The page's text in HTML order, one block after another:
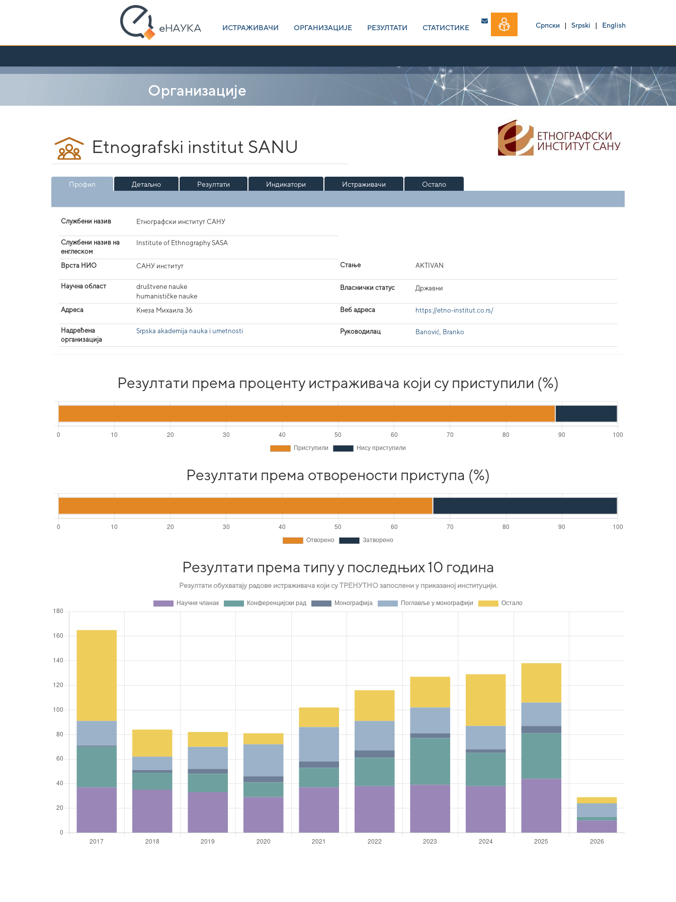
ИСТРАЖИВАЧИ
ОРГАНИЗАЦИЈЕ РЕЗУЛТАТИ СТАТИСТИКЕ Српски |Srpski | English
Организације
Etnografski institut SANU
Профил Детаљно Резултати Индикатори Истраживачи Остало
Службени назив Етнографски институт САНУ
Службени назив на
енглеском
Institute of Ethnography SASA
Врста НИО САНУ институт Стање AKTIVAN
Научна област
društvene nauke
humanističke nauke
Власнички статус Државни
Адреса Кнеза Михаила 36 Веб адреса https://etno-institut.co.rs/
Надређена
организација
Srpska akademija nauka i umetnosti Руководилац Banović, Branko
Резултати према проценту истраживача који су приступили (%)
Резултати према отворености приступа (%)
Резултати према типу у последњих 10 година
Резултати обухватају радове истраживача који су ТРЕНУТНО запослени у приказаној институцији.